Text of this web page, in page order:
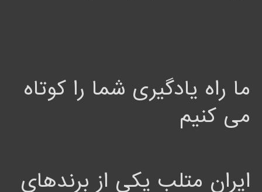
ما راه یادگیری شما را کوتاه
می کنیم
ایران متلب یکی از برندهای